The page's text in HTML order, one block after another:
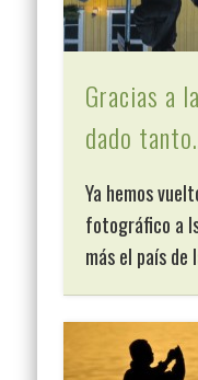
Gracias a
dado
Ya hemos
fotográfico a
más el país de